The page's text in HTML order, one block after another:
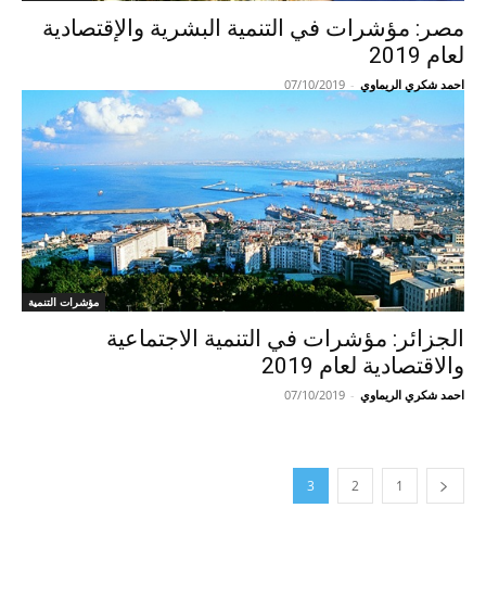
مصر: مؤشرات في التنمية البشرية والإقتصادية
لعام 2019
احمد شكري الريماوي -
07/10/2019
مؤشرات التنمية
الجزائر: مؤشرات في التنمية الاجتماعية
والاقتصادية لعام 2019
احمد شكري الريماوي -
07/10/2019
1
2
3